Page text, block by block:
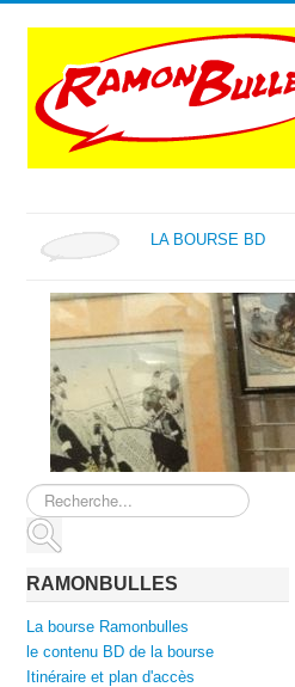
LA BOURSE BD
Rechercher
RAMONBULLES
La bourse Ramonbulles
le contenu BD de la bourse
Itinéraire et plan d'accès